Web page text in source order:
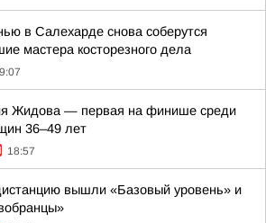
в Салехарде снова соберутся
мастера косторезного дела
Жидова — первая на финише среди
36–49 лет
18:57
вышли «Базовый уровень» и